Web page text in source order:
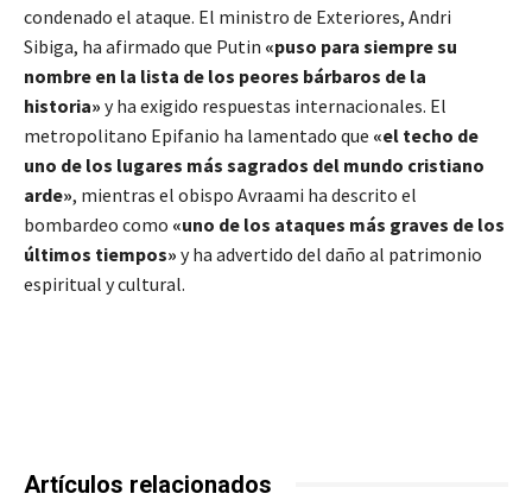
condenado el ataque. El ministro de Exteriores, Andri
Sibiga, ha afirmado que Putin «puso para siempre su
nombre en la lista de los peores bárbaros de la
historia» y ha exigido respuestas internacionales. El
metropolitano Epifanio ha lamentado que «el techo de
uno de los lugares más sagrados del mundo cristiano
arde», mientras el obispo Avraami ha descrito el
bombardeo como «uno de los ataques más graves de los
últimos tiempos» y ha advertido del daño al patrimonio
espiritual y cultural.
Artículos relacionados